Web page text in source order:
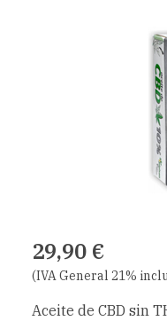
29,90 €
(IVA General 21%
Aceite de CBD sin